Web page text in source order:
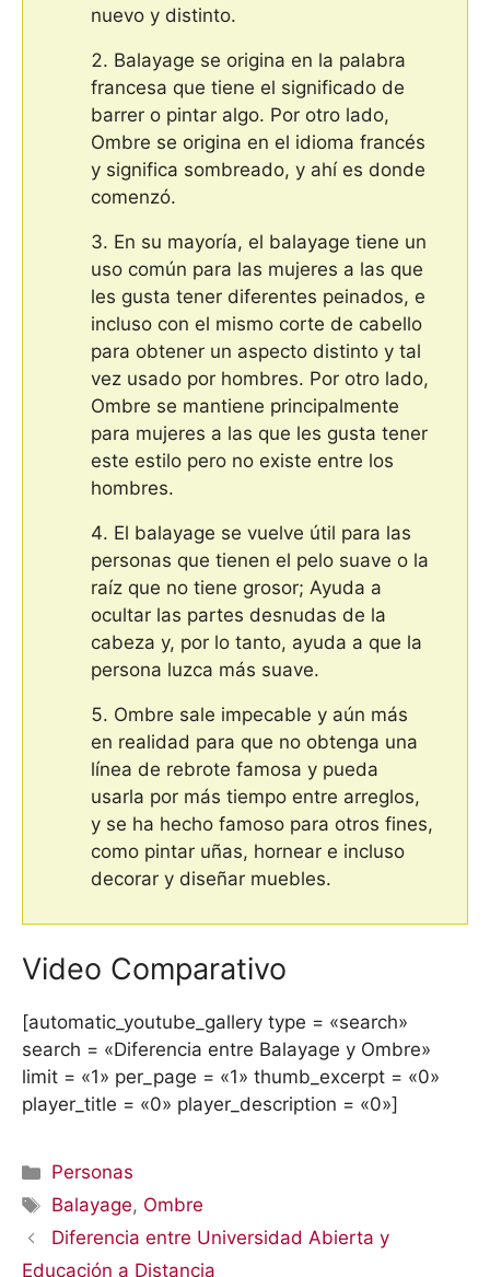
nuevo y distinto.
Balayage se origina en la palabra
francesa que tiene el significado de
barrer o pintar algo. Por otro lado,
Ombre se origina en el idioma francés
y significa sombreado, y ahí es donde
comenzó.
En su mayoría, el balayage tiene un
uso común para las mujeres a las que
les gusta tener diferentes peinados, e
incluso con el mismo corte de cabello
para obtener un aspecto distinto y tal
vez usado por hombres. Por otro lado,
Ombre se mantiene principalmente
para mujeres a las que les gusta tener
este estilo pero no existe entre los
hombres.
El balayage se vuelve útil para las
personas que tienen el pelo suave o la
raíz que no tiene grosor; Ayuda a
ocultar las partes desnudas de la
cabeza y, por lo tanto, ayuda a que la
persona luzca más suave.
Ombre sale impecable y aún más
en realidad para que no obtenga una
línea de rebrote famosa y pueda
usarla por más tiempo entre arreglos,
y se ha hecho famoso para otros fines,
como pintar uñas, hornear e incluso
decorar y diseñar muebles.
Video Comparativo
[automatic_youtube_gallery type = «search»
search = «Diferencia entre Balayage y Ombre»
limit = «1» per_page = «1» thumb_excerpt = «0»
player_title = «0» player_description = «0»]
Categorías
Personas
Etiquetas
Balayage, Ombre
Diferencia entre Universidad Abierta y
Educación a Distancia